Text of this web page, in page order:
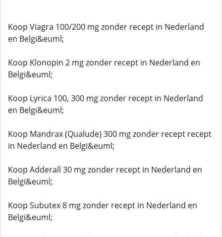
Koop Viagra 100/200 mg zonder recept in Nederland
en Belgi&euml;
Koop Klonopin 2 mg zonder recept in Nederland en
Belgi&euml;
Koop Lyrica 100, 300 mg zonder recept in Nederland
en Belgi&euml;
Koop Mandrax (Qualude) 300 mg zonder recept recept
in Nederland en Belgi&euml;
Koop Adderall 30 mg zonder recept in Nederland en
Belgi&euml;
Koop Subutex 8 mg zonder recept in Nederland en
Belgi&euml;